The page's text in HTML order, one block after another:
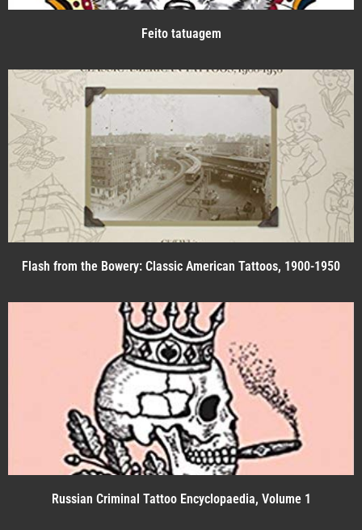
Feito tatuagem
Flash from the Bowery: Classic American Tattoos, 1900-1950
Russian Criminal Tattoo Encyclopaedia, Volume 1